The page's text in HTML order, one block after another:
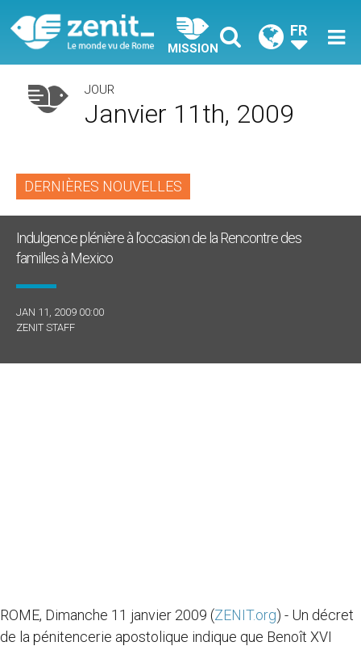
MISSION
FR
JOUR
Janvier 11th, 2009
DERNIÈRES NOUVELLES
Indulgence plénière à l’occasion de la Rencontre des
familles à Mexico
JAN 11, 2009 00:00
ZENIT STAFF
ROME, Dimanche 11 janvier 2009 (ZENIT.org) - Un décret
de la pénitencerie apostolique indique que Benoît XVI